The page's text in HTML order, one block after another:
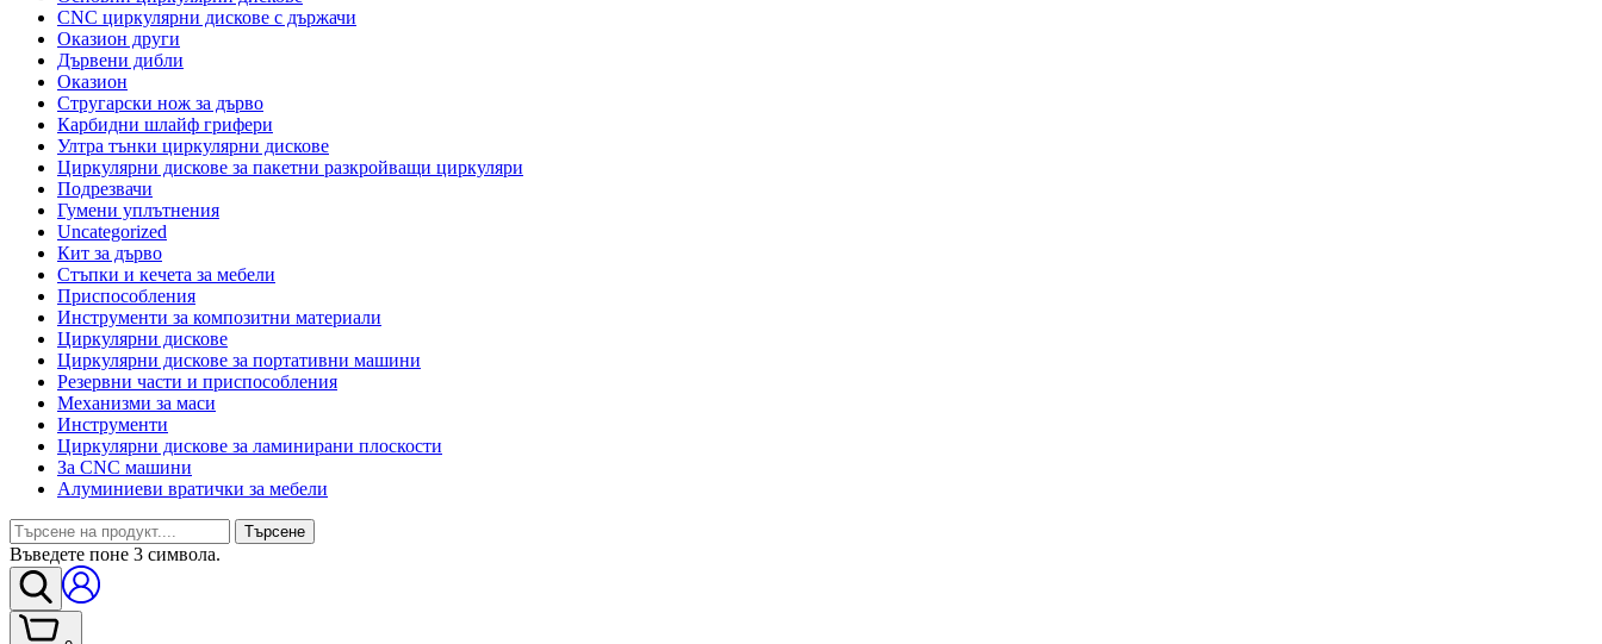
CNC циркулярни дискове с държачи
Оказион други
Дървени дибли
Оказион
Стругарски нож за дърво
Карбидни шлайф грифери
Ултра тънки циркулярни дискове
Циркулярни дискове за пакетни разкройващи циркуляри
Подрезвачи
Гумени уплътнения
Uncategorized
Кит за дърво
Стъпки и кечета за мебели
Приспособления
Инструменти за композитни материали
Циркулярни дискове
Циркулярни дискове за портативни машини
Резервни части и приспособления
Механизми за маси
Инструменти
Циркулярни дискове за ламинирани плоскости
За CNC машини
Алуминиеви вратички за мебели
Търсене
Въведете поне 3 символа.